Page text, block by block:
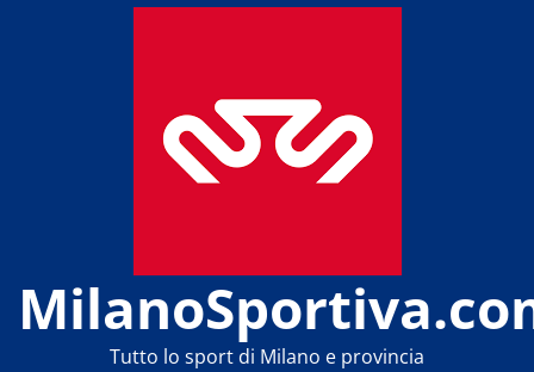
Tutto lo sport di Milano e provincia